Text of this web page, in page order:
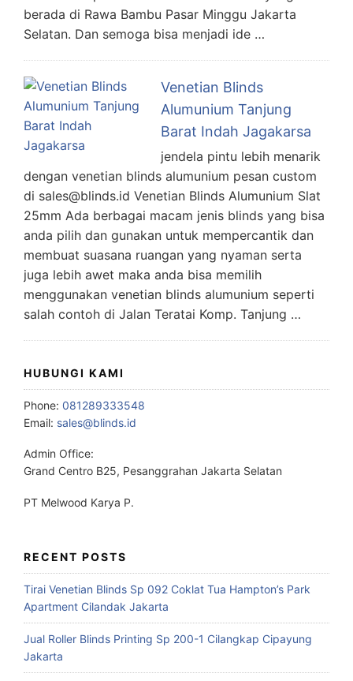
berada di Rawa Bambu Pasar Minggu Jakarta
Selatan. Dan semoga bisa menjadi ide …
Venetian Blinds
Alumunium Tanjung
Barat Indah Jagakarsa
jendela pintu lebih menarik
dengan venetian blinds alumunium pesan custom
di sales@blinds.id Venetian Blinds Alumunium Slat
25mm Ada berbagai macam jenis blinds yang bisa
anda pilih dan gunakan untuk mempercantik dan
membuat suasana ruangan yang nyaman serta
juga lebih awet maka anda bisa memilih
menggunakan venetian blinds alumunium seperti
salah contoh di Jalan Teratai Komp. Tanjung …
HUBUNGI KAMI
Phone: 081289333548
Email: sales@blinds.id
Admin Office:
Grand Centro B25, Pesanggrahan Jakarta Selatan
PT Melwood Karya P.
RECENT POSTS
Tirai Venetian Blinds Sp 092 Coklat Tua Hampton’s Park
Apartment Cilandak Jakarta
Jual Roller Blinds Printing Sp 200-1 Cilangkap Cipayung
Jakarta